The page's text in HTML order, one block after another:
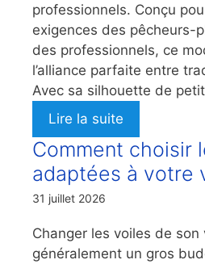
professionnels. Conçu
exigences des pêcheurs-
des professionnels, ce
l’alliance parfaite entre
Avec sa silhouette de
Lire la suite
Comment choisir
adaptées à votre
31 juillet 2026
Changer les voiles de son
généralement un gros